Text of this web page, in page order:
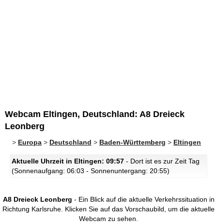
Webcam Eltingen, Deutschland: A8 Dreieck
Leonberg
> Europa > Deutschland > Baden-Württemberg > Eltingen
Aktuelle Uhrzeit in Eltingen: 09:57 - Dort ist es zur Zeit Tag
(Sonnenaufgang: 06:03 - Sonnenuntergang: 20:55)
A8 Dreieck Leonberg - Ein Blick auf die aktuelle Verkehrssituation in
Richtung Karlsruhe. Klicken Sie auf das Vorschaubild, um die aktuelle
Webcam zu sehen.